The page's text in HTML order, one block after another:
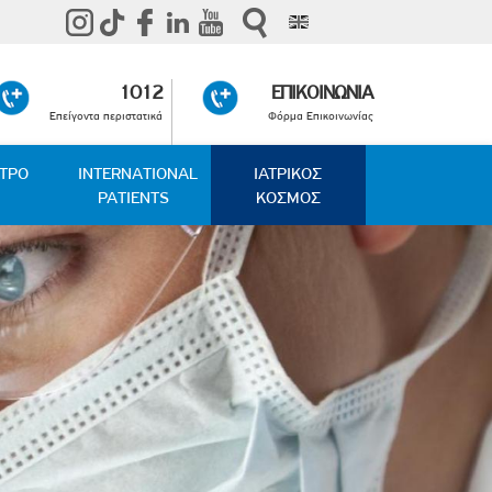
1012
Επείγοντα περιστατικά
ΕΠΙΚΟΙΝΩΝΙΑ
Φόρμα Επικοινωνίας
INTERNATIONAL
PATIENTS
ΙΑΤΡΙΚΟΣ
ΚΟΣΜΟΣ